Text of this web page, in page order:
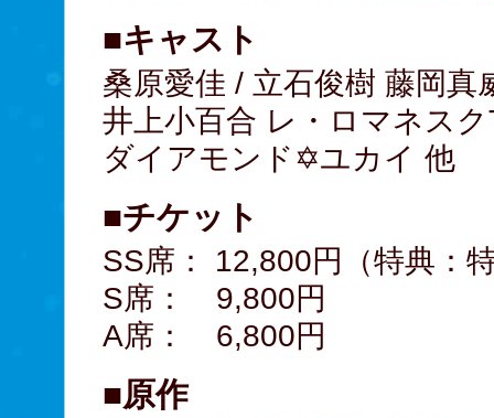
■キャスト
桑原愛佳 / 立石俊樹 藤岡真
井上小百合 レ・ロマネス
ダイアモンド✡ユカイ 他
■チケット
SS席： 12,800円（特典：
S席： 9,800円
A席： 6,800円
■原作